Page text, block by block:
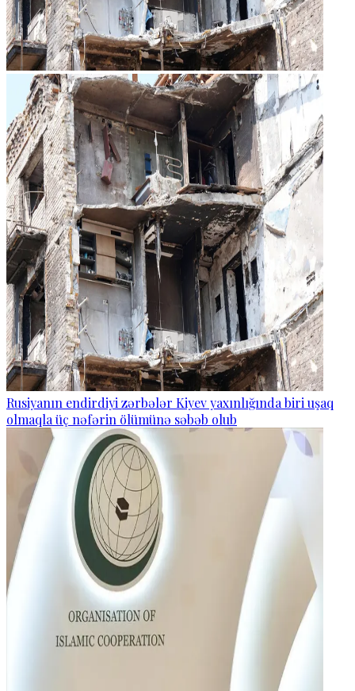
Rusiyanın endirdiyi zərbələr Kiyev yaxınlığında biri uşaq
olmaqla üç nəfərin ölümünə səbəb olub